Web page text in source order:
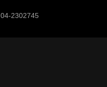
04-2302745